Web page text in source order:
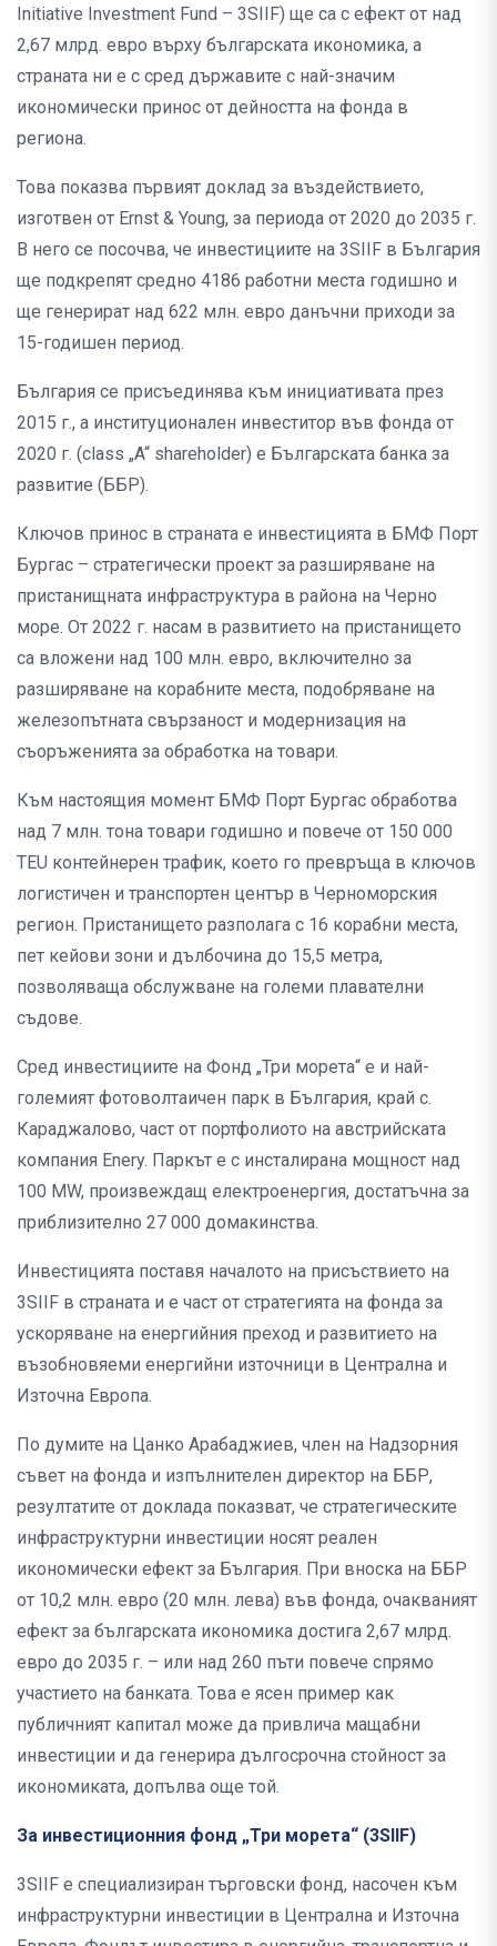
Initiative Investment Fund – 3SIIF) ще са с ефект от над
2,67 млрд. евро върху българската икономика, а
страната ни е с сред държавите с най-значим
икономически принос от дейността на фонда в
региона.
Това показва първият доклад за въздействието,
изготвен от Ernst & Young, за периода от 2020 до 2035 г.
В него се посочва, че инвестициите на 3SIIF в България
ще подкрепят средно 4186 работни места годишно и
ще генерират над 622 млн. евро данъчни приходи за
15-годишен период.
България се присъединява към инициативата през
2015 г., а институционален инвеститор във фонда от
2020 г. (class „A“ shareholder) е Българската банка за
развитие (ББР).
Ключов принос в страната е инвестицията в БМФ Порт
Бургас – стратегически проект за разширяване на
пристанищната инфраструктура в района на Черно
море. От 2022 г. насам в развитието на пристанището
са вложени над 100 млн. евро, включително за
разширяване на корабните места, подобряване на
железопътната свързаност и модернизация на
съоръженията за обработка на товари.
Към настоящия момент БМФ Порт Бургас обработва
над 7 млн. тона товари годишно и повече от 150 000
TEU контейнерен трафик, което го превръща в ключов
логистичен и транспортен център в Черноморския
регион. Пристанището разполага с 16 корабни места,
пет кейови зони и дълбочина до 15,5 метра,
позволяваща обслужване на големи плавателни
съдове.
Сред инвестициите на Фонд „Три морета“ е и най-
големият фотоволтаичен парк в България, край с.
Караджалово, част от портфолиото на австрийската
компания Enery. Паркът е с инсталирана мощност над
100 MW, произвеждащ електроенергия, достатъчна за
приблизително 27 000 домакинства.
Инвестицията поставя началото на присъствието на
3SIIF в страната и е част от стратегията на фонда за
ускоряване на енергийния преход и развитието на
възобновяеми енергийни източници в Централна и
Източна Европа.
По думите на Цанко Арабаджиев, член на Надзорния
съвет на фонда и изпълнителен директор на ББР,
резултатите от доклада показват, че стратегическите
инфраструктурни инвестиции носят реален
икономически ефект за България. При вноска на ББР
от 10,2 млн. евро (20 млн. лева) във фонда, очакваният
ефект за българската икономика достига 2,67 млрд.
евро до 2035 г. – или над 260 пъти повече спрямо
участието на банката. Това е ясен пример как
публичният капитал може да привлича мащабни
инвестиции и да генерира дългосрочна стойност за
икономиката, допълва още той.
За инвестиционния фонд „Три морета“ (3SIIF)
3SIIF е специализиран търговски фонд, насочен към
инфраструктурни инвестиции в Централна и Източна